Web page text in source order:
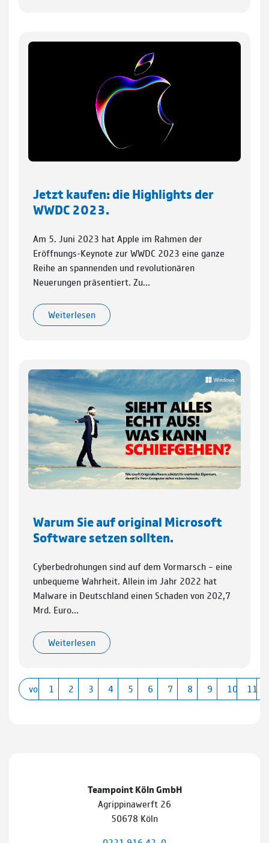
Jetzt kaufen: die Highlights der
WWDC 2023.
Am 5. Juni 2023 hat Apple im Rahmen der
Eröffnungs-Keynote zur WWDC 2023 eine ganze
Reihe an spannenden und revolutionären
Neuerungen präsentiert. Zu…
Weiterlesen
Warum Sie auf original Microsoft
Software setzen sollten.
Cyberbedrohungen sind auf dem Vormarsch – eine
unbequeme Wahrheit. Allein im Jahr 2022 hat
Malware in Deutschland einen Schaden von 202,7
Mrd. Euro…
Weiterlesen
vorherige
1 2 3 4 5 6 7 8 9 10 11
Teampoint Köln GmbH
Agrippinawerft 26
50678 Köln